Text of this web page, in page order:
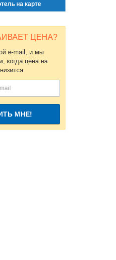
на карте
ЦЕНА?
e-mail, и мы
когда цена на
МНЕ!